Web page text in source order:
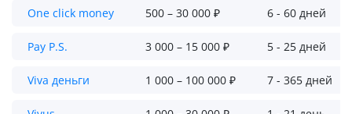
One click money 500 – 30 000 ₽ 6 - 60 дней
Pay P.S. 3 000 – 15 000 ₽ 5 - 25 дней
Viva деньги 1 000 – 100 000 ₽ 7 - 365 дней